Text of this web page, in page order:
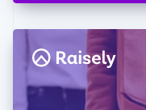
English
États-Unis
Español 简体
Finlande
English Svenska
France
FrançaisEnglish